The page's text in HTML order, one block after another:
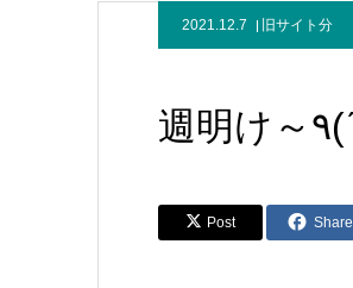
2021.12.7 旧サイト分
Post Share